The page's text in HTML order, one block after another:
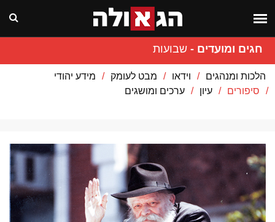
חגים ומועדים - שבועות
הלכות ומנהגים וידאו מבט לעומק
מידע יהודי
סיפורים
עיון ערכים ומושגים